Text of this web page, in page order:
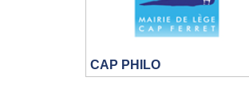
CAP PHILO